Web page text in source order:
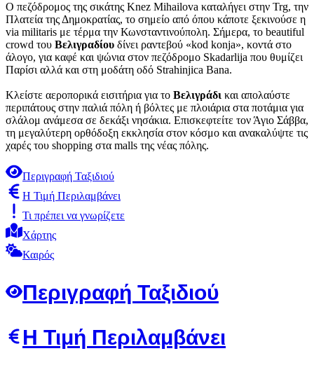
Ο πεζόδρομος της σικάτης Knez Mihailova καταλήγει στην Trg, την
Πλατεία της Δημοκρατίας, το σημείο από όπου κάποτε ξεκινούσε η
via militaris με τέρμα την Κωνσταντινούπολη. Σήμερα, το beautiful
crowd του Βελιγραδίου δίνει ραντεβού «kod konja», κοντά στο
άλογο, για καφέ και ψώνια στον πεζόδρομο Skadarlija που θυμίζει
Παρίσι αλλά και στη μοδάτη οδό Strahinjica Bana.
Κλείστε αεροπορικά εισιτήρια για το Βελιγράδι και απολαύστε
περιπάτους στην παλιά πόλη ή βόλτες με πλοιάρια στα ποτάμια για
σλάλομ ανάμεσα σε δεκάξι νησάκια. Επισκεφτείτε τον Άγιο Σάββα,
τη μεγαλύτερη ορθόδοξη εκκλησία στον κόσμο και ανακαλύψτε τις
χαρές του shopping στα malls της νέας πόλης.
Περιγραφή Ταξιδιού
Η Τιμή Περιλαμβάνει
Τι πρέπει να γνωρίζετε
Χάρτης
Καιρός
Περιγραφή Ταξιδιού
Η Τιμή Περιλαμβάνει